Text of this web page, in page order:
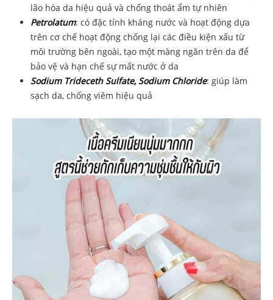
lão hóa da hiệu quả và chống thoát ẩm tự nhiên
Petrolatum: có đặc tính kháng nước và hoạt động dựa
trên cơ chế hoạt động chống lại các điều kiện xấu từ
môi trường bên ngoài, tạo một màng ngăn trên da để
bảo vệ và hạn chế sự mất nước ở da
Sodium Trideceth Sulfate, Sodium Chloride: giúp làm
sạch da, chống viêm hiệu quả